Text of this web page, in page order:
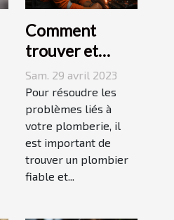
Comment
trouver et
choisir un bon
plombier à Evry
?
Sam. 29 avril 2023
Pour résoudre les
problèmes liés à
votre plomberie, il
est important de
trouver un plombier
fiable et...